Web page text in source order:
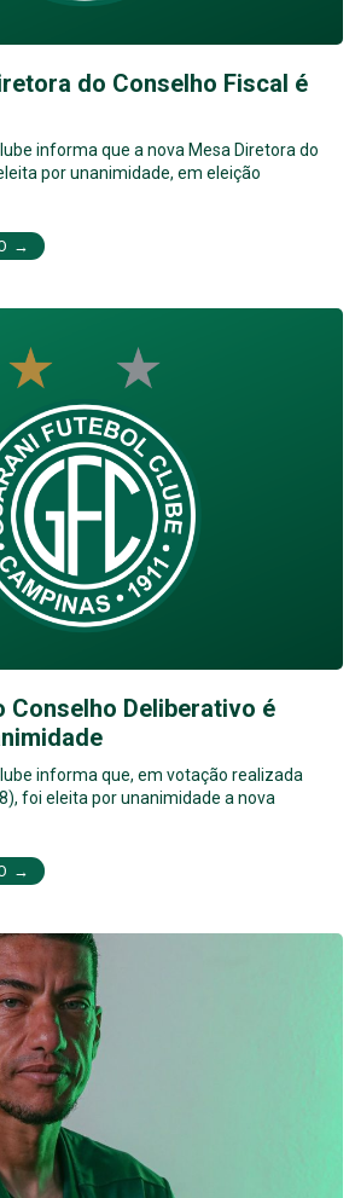
do Conselho Fiscal é
informa que a nova Mesa Diretora do
por unanimidade, em eleição
→
Conselho Deliberativo é
informa que, em votação realizada
foi eleita por unanimidade a nova
→